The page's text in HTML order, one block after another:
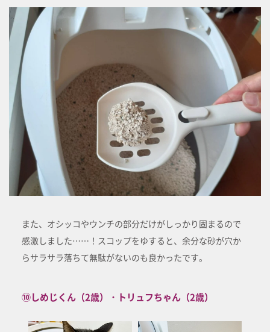
また、オシッコやウンチの部分だけがしっかり固まるので
感激しました……！スコップをゆすると、余分な砂が穴か
らサラサラ落ちて無駄がないのも良かったです。
⑩しめじくん（2歳）・トリュフちゃん（2歳）